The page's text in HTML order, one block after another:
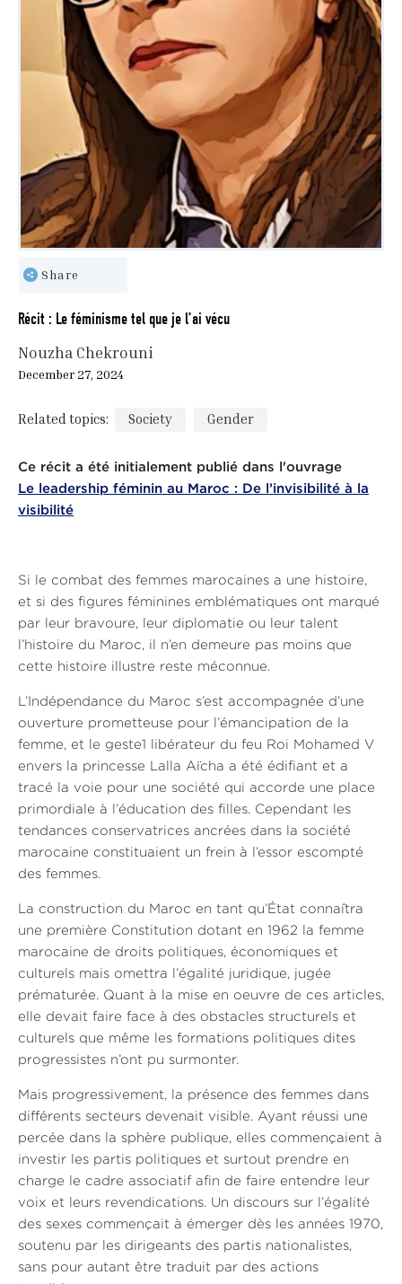
Share
Récit : Le féminisme tel que je l’ai vécu
Nouzha Chekrouni
December 27, 2024
Related topics: Society Gender
Ce récit a été initialement publié dans l'ouvrage
Le leadership féminin au Maroc : De l’invisibilité à la
visibilité
Si le combat des femmes marocaines a une histoire,
et si des figures féminines emblématiques ont marqué
par leur bravoure, leur diplomatie ou leur talent
l’histoire du Maroc, il n’en demeure pas moins que
cette histoire illustre reste méconnue.
L’Indépendance du Maroc s’est accompagnée d’une
ouverture prometteuse pour l’émancipation de la
femme, et le geste1 libérateur du feu Roi Mohamed V
envers la princesse Lalla Aïcha a été édifiant et a
tracé la voie pour une société qui accorde une place
primordiale à l’éducation des filles. Cependant les
tendances conservatrices ancrées dans la société
marocaine constituaient un frein à l’essor escompté
des femmes.
La construction du Maroc en tant qu’État connaîtra
une première Constitution dotant en 1962 la femme
marocaine de droits politiques, économiques et
culturels mais omettra l’égalité juridique, jugée
prématurée. Quant à la mise en oeuvre de ces articles,
elle devait faire face à des obstacles structurels et
culturels que même les formations politiques dites
progressistes n’ont pu surmonter.
Mais progressivement, la présence des femmes dans
différents secteurs devenait visible. Ayant réussi une
percée dans la sphère publique, elles commençaient à
investir les partis politiques et surtout prendre en
charge le cadre associatif afin de faire entendre leur
voix et leurs revendications. Un discours sur l’égalité
des sexes commençait à émerger dès les années 1970,
soutenu par les dirigeants des partis nationalistes,
sans pour autant être traduit par des actions